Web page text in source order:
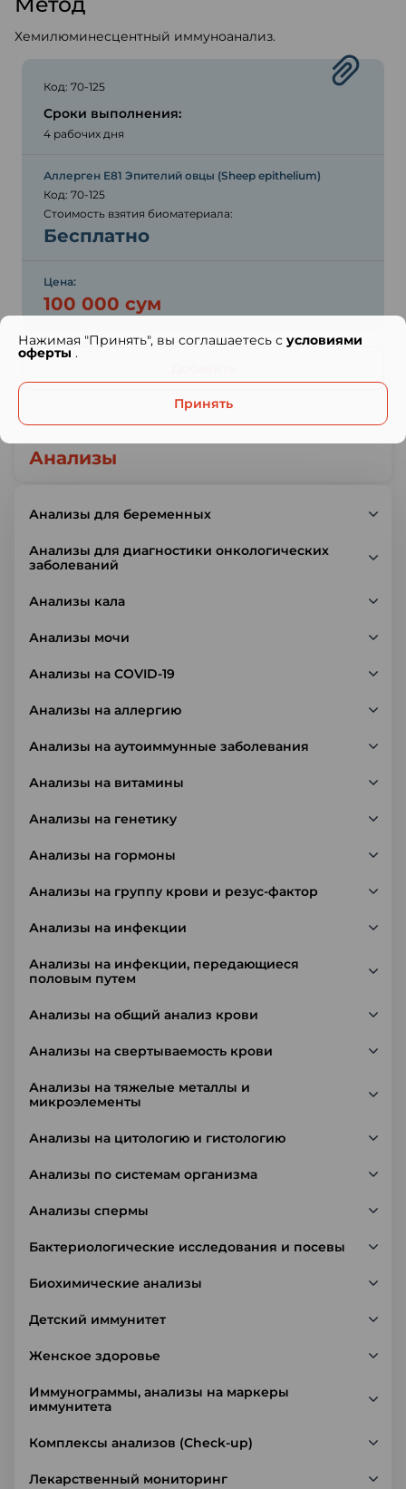
Анализы
Анализы для беременных
Анализы для диагностики онкологических
заболеваний
Анализы кала
Анализы мочи
Анализы на COVID-19
Анализы на аллергию
Анализы на аутоиммунные заболевания
Анализы на витамины
Анализы на генетику
Анализы на гормоны
Анализы на группу крови и резус-фактор
Анализы на инфекции
Анализы на инфекции, передающиеся
половым путем
Анализы на общий анализ крови
Анализы на свертываемость крови
Анализы на тяжелые металлы и
микроэлементы
Анализы на цитологию и гистологию
Анализы по системам организма
Анализы спермы
Бактериологические исследования и посевы
Биохимические анализы
Детский иммунитет
Женское здоровье
Иммунограммы, анализы на маркеры
иммунитета
Комплексы анализов (Check-up)
Лекарственный мониторинг
Хемилюминесцентный иммуноанализ.
Код: 70-125
Сроки выполнения:
4 рабочих дня
Аллерген E81 Эпителий овцы (Sheep epithelium)
Код: 70-125
Стоимость взятия биоматериала:
Бесплатно
Цена:
100 000 сум
Нажимая "Принять", вы соглашаетесь с условиями
оферты .
Принять